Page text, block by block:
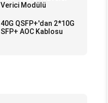
Verici Modülü
40G QSFP+'dan 2*10G
SFP+ AOC Kablosu